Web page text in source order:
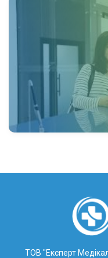
ТОВ "Експерт